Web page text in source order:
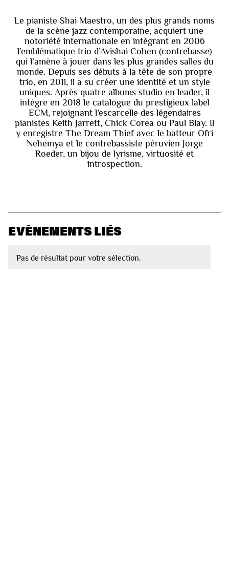
Le pianiste Shai Maestro, un des plus grands noms
de la scène jazz contemporaine, acquiert une
notoriété internationale en intégrant en 2006
l’emblématique trio d’Avishai Cohen (contrebasse)
qui l’amène à jouer dans les plus grandes salles du
monde. Depuis ses débuts à la tête de son propre
trio, en 2011, il a su créer une identité et un style
uniques. Après quatre albums studio en leader, il
intègre en 2018 le catalogue du prestigieux label
ECM, rejoignant l’escarcelle des légendaires
pianistes Keith Jarrett, Chick Corea ou Paul Blay. Il
y enregistre The Dream Thief avec le batteur Ofri
Nehemya et le contrebassiste péruvien Jorge
Roeder, un bijou de lyrisme, virtuosité et
introspection.
EVÈNEMENTS LIÉS
Pas de résultat pour votre sélection.